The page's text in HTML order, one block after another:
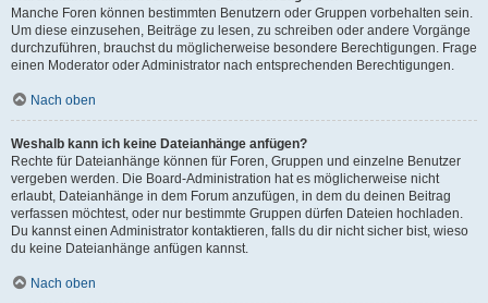
Manche Foren können bestimmten Benutzern oder Gruppen vorbehalten sein.
Um diese einzusehen, Beiträge zu lesen, zu schreiben oder andere Vorgänge
durchzuführen, brauchst du möglicherweise besondere Berechtigungen. Frage
einen Moderator oder Administrator nach entsprechenden Berechtigungen.
Nach oben
Weshalb kann ich keine Dateianhänge anfügen?
Rechte für Dateianhänge können für Foren, Gruppen und einzelne Benutzer
vergeben werden. Die Board-Administration hat es möglicherweise nicht
erlaubt, Dateianhänge in dem Forum anzufügen, in dem du deinen Beitrag
verfassen möchtest, oder nur bestimmte Gruppen dürfen Dateien hochladen.
Du kannst einen Administrator kontaktieren, falls du dir nicht sicher bist, wieso
du keine Dateianhänge anfügen kannst.
Nach oben